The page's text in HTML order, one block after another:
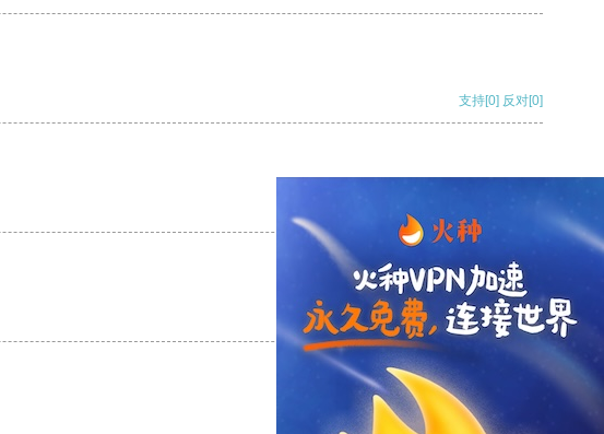
支持[0] 反对[0]
支持 [0] 反对[0]
支持[0] 反对